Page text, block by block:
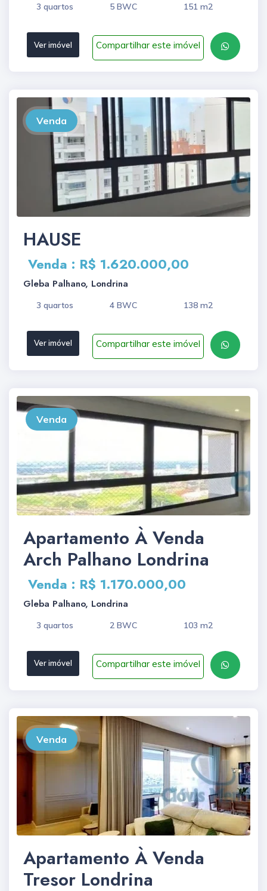
3 quartos 5 BWC 151 m2
Ver imóvel Compartilhar este imóvel
Venda
HAUSE
Venda : R$ 1.620.000,00
Gleba Palhano, Londrina
3 quartos 4 BWC 138 m2
Ver imóvel Compartilhar este imóvel
Venda
Apartamento À Venda
Arch Palhano Londrina
Venda : R$ 1.170.000,00
Gleba Palhano, Londrina
3 quartos 2 BWC 103 m2
Ver imóvel Compartilhar este imóvel
Venda
Apartamento À Venda
Tresor Londrina